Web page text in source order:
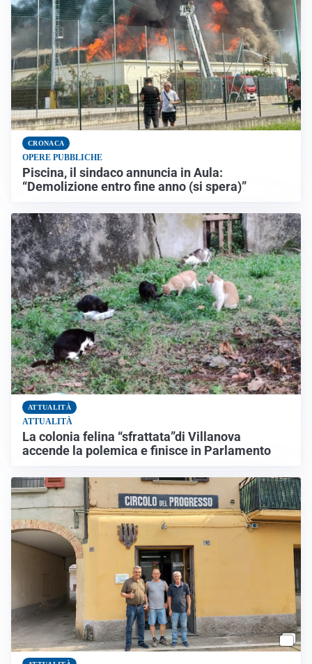
CRONACA
OPERE PUBBLICHE
Piscina, il sindaco annuncia in Aula:
“Demolizione entro fine anno (si spera)”
ATTUALITÀ
ATTUALITÀ
La colonia felina “sfrattata”di Villanova
accende la polemica e finisce in Parlamento